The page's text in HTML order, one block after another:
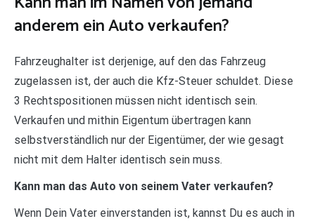
anderem ein Auto verkaufen?
Fahrzeughalter ist derjenige, auf den das Fahrzeug
zugelassen ist, der auch die Kfz-Steuer schuldet. Diese
3 Rechtspositionen müssen nicht identisch sein.
Verkaufen und mithin Eigentum übertragen kann
selbstverständlich nur der Eigentümer, der wie gesagt
nicht mit dem Halter identisch sein muss.
Kann man das Auto von seinem Vater verkaufen?
Wenn Dein Vater einverstanden ist, kannst Du es auch in